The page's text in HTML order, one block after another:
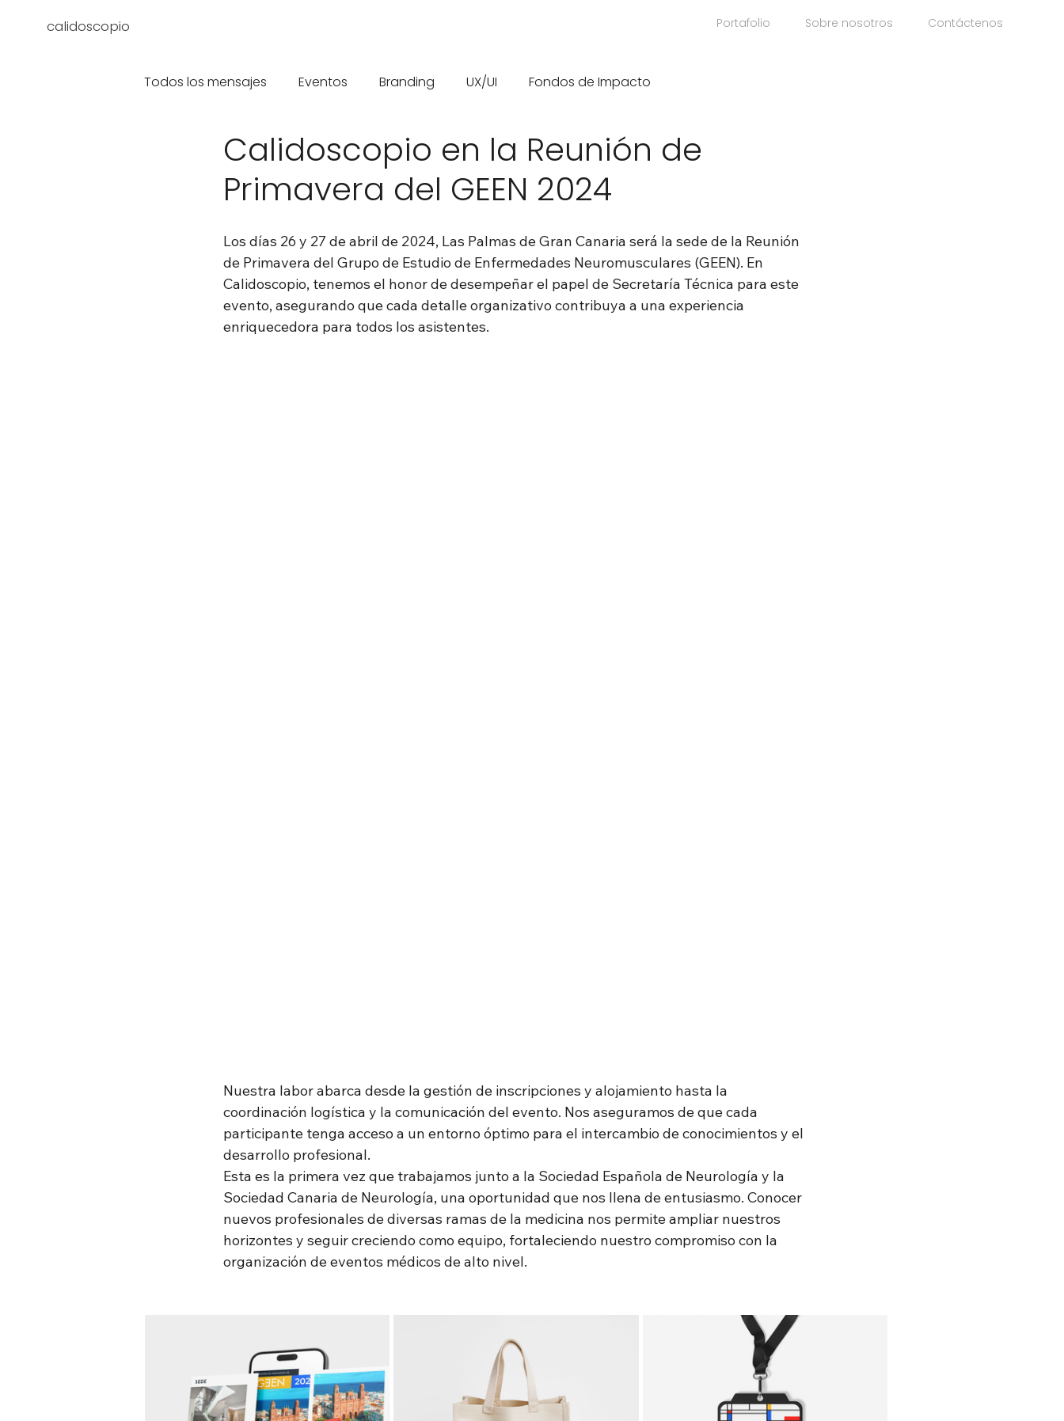
calidoscopio Portafolio Sobre nosotros Contáctenos
Todos los mensajes Eventos Branding UX/UI Fondos de Impacto
Calidoscopio en la Reunión de
Primavera del GEEN 2024
Los días 26 y 27 de abril de 2024, Las Palmas de Gran Canaria será la sede de la Reunión
de Primavera del Grupo de Estudio de Enfermedades Neuromusculares (GEEN). En
Calidoscopio, tenemos el honor de desempeñar el papel de Secretaría Técnica para este
evento, asegurando que cada detalle organizativo contribuya a una experiencia
enriquecedora para todos los asistentes.
Nuestra labor abarca desde la gestión de inscripciones y alojamiento hasta la
coordinación logística y la comunicación del evento. Nos aseguramos de que cada
participante tenga acceso a un entorno óptimo para el intercambio de conocimientos y el
desarrollo profesional.
Esta es la primera vez que trabajamos junto a la Sociedad Española de Neurología y la
Sociedad Canaria de Neurología, una oportunidad que nos llena de entusiasmo. Conocer
nuevos profesionales de diversas ramas de la medicina nos permite ampliar nuestros
horizontes y seguir creciendo como equipo, fortaleciendo nuestro compromiso con la
organización de eventos médicos de alto nivel.